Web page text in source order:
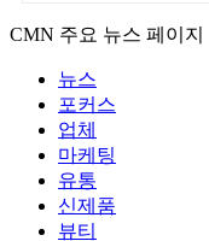
CMN 주요 뉴스 페이지
뉴스
포커스
업체
마케팅
유통
신제품
뷰티